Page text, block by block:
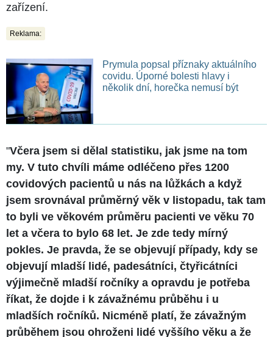
zařízení.
Reklama:
Prymula popsal příznaky aktuálního
covidu. Úporné bolesti hlavy i
několik dní, horečka nemusí být
"Včera jsem si dělal statistiku, jak jsme na tom
my. V tuto chvíli máme odléčeno přes 1200
covidových pacientů u nás na lůžkách a když
jsem srovnával průměrný věk v listopadu, tak tam
to byli ve věkovém průměru pacienti ve věku 70
let a včera to bylo 68 let. Je zde tedy mírný
pokles. Je pravda, že se objevují případy, kdy se
objevují mladší lidé, padesátníci, čtyřicátníci
výjimečně mladší ročníky a opravdu je potřeba
říkat, že dojde i k závažnému průběhu i u
mladších ročníků. Nicméně platí, že závažným
průběhem jsou ohroženi lidé vyššího věku a že